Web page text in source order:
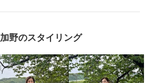
野のスタイリング